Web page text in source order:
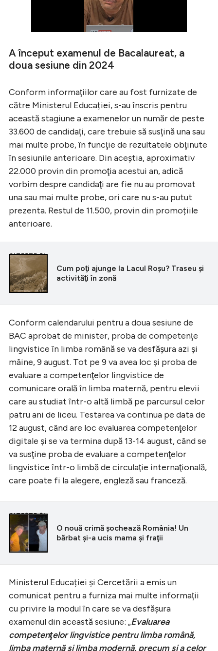
A început examenul de Bacalaureat, a
doua sesiune din 2024
Conform informaţiilor care au fost furnizate de
către Ministerul Educației, s-au înscris pentru
această stagiune a examenelor un număr de peste
33.600 de candidaţi, care trebuie să susţină una sau
mai multe probe, în funcţie de rezultatele obţinute
în sesiunile anterioare. Din aceştia, aproximativ
22.000 provin din promoţia acestui an, adică
vorbim despre candidaţi are fie nu au promovat
una sau mai multe probe, ori care nu s-au putut
prezenta. Restul de 11.500, provin din promoțiile
anterioare.
CITEȘTE ȘI
Cum poţi ajunge la Lacul Roşu? Traseu şi
activităţi în zonă
Conform calendarului pentru a doua sesiune de
BAC aprobat de minister, proba de competenţe
lingvistice în limba română se va desfăşura azi şi
mâine, 9 august. Tot pe 9 va avea loc şi proba de
evaluare a competenţelor lingvistice de
comunicare orală în limba maternă, pentru elevii
care au studiat într-o altă limbă pe parcursul celor
patru ani de liceu. Testarea va continua pe data de
12 august, când are loc evaluarea competenţelor
digitale şi se va termina după 13-14 august, când se
va susţine proba de evaluare a competenţelor
lingvistice într-o limbă de circulaţie internaţională,
care poate fi la alegere, engleză sau franceză.
CITEȘTE ȘI
O nouă crimă șochează România! Un
bărbat şi-a ucis mama şi fraţii
Ministerul Educației şi Cercetării a emis un
comunicat pentru a furniza mai multe informaţii
cu privire la modul în care se va desfăşura
examenul din această sesiune: „Evaluarea
competenţelor lingvistice pentru limba română,
limba maternă şi limba modernă, precum şi a celor